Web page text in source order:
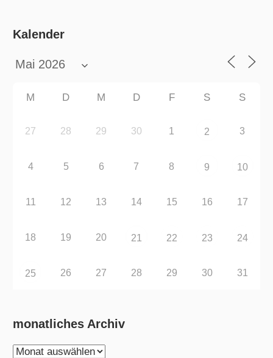
Kalender
M D M D F S S
27 28 29 30 1 2 3
4 5 6 7 8 9 10
11 12 13 14 15 16 17
18 19 20 21 22 23 24
25 26 27 28 29 30 31
monatliches Archiv
monatliches